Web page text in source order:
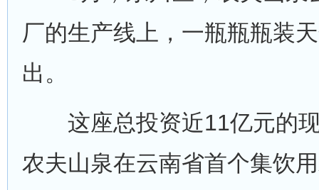
厂的生产线上，一瓶瓶瓶装
出。
这座总投资近11亿元的现
农夫山泉在云南省首个集饮